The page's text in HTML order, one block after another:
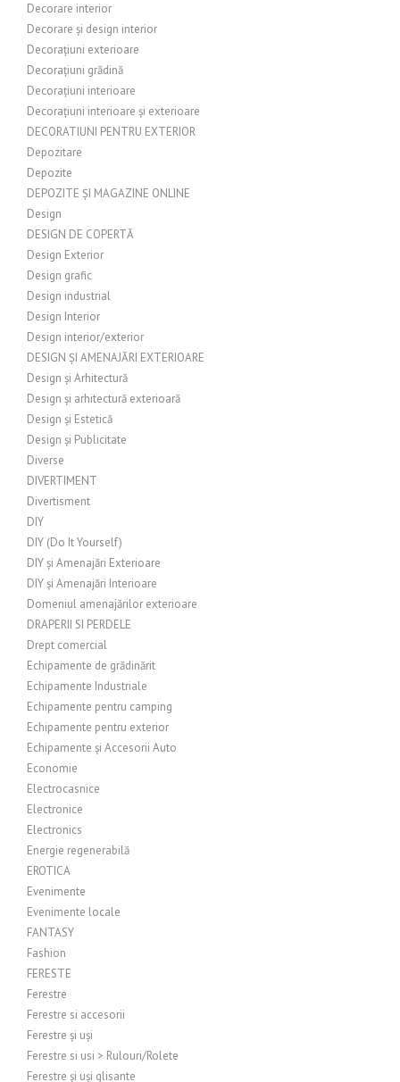
Decorare interior
Decorare și design interior
Decorațiuni exterioare
Decorațiuni grădină
Decorațiuni interioare
Decorațiuni interioare și exterioare
DECORATIUNI PENTRU EXTERIOR
Depozitare
Depozite
DEPOZITE ȘI MAGAZINE ONLINE
Design
DESIGN DE COPERTĂ
Design Exterior
Design grafic
Design industrial
Design Interior
Design interior/exterior
DESIGN ȘI AMENAJĂRI EXTERIOARE
Design și Arhitectură
Design și arhitectură exterioară
Design și Estetică
Design și Publicitate
Diverse
DIVERTIMENT
Divertisment
DIY
DIY (Do It Yourself)
DIY și Amenajări Exterioare
DIY și Amenajări Interioare
Domeniul amenajărilor exterioare
DRAPERII SI PERDELE
Drept comercial
Echipamente de grădinărit
Echipamente Industriale
Echipamente pentru camping
Echipamente pentru exterior
Echipamente și Accesorii Auto
Economie
Electrocasnice
Electronice
Electronics
Energie regenerabilă
EROTICA
Evenimente
Evenimente locale
FANTASY
Fashion
FERESTE
Ferestre
Ferestre si accesorii
Ferestre și uși
Ferestre si usi > Rulouri/Rolete
Ferestre și uși glisante